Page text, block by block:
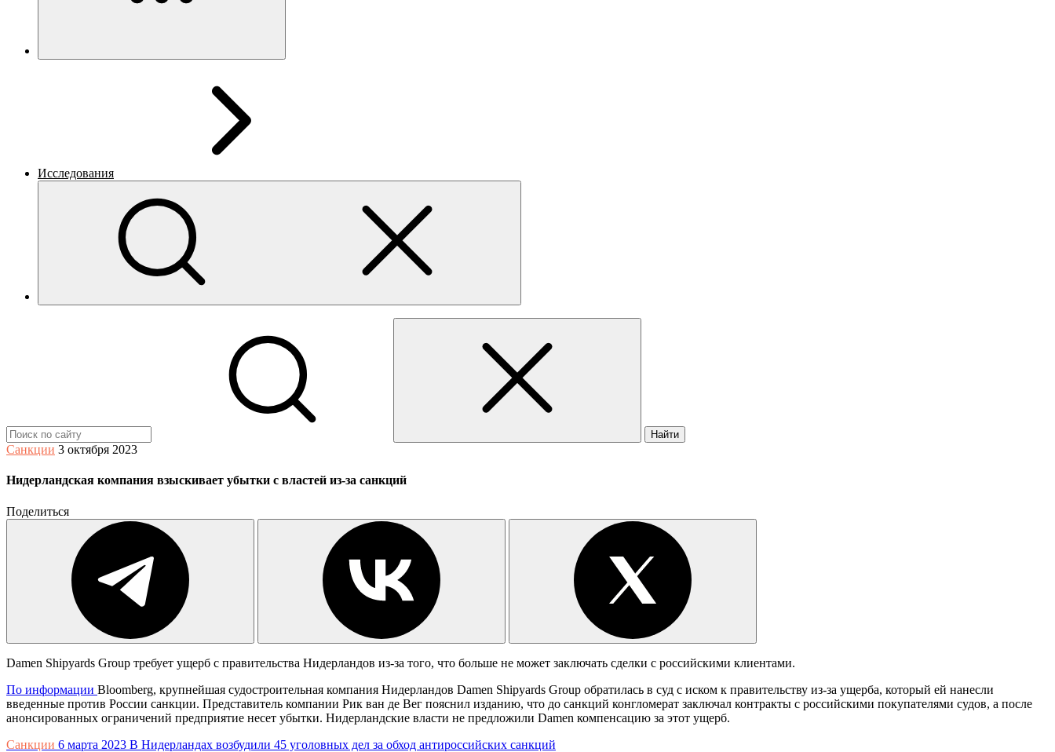
Исследования
Найти
Санкции 3 октября 2023
Нидерландская компания взыскивает убытки с властей из-за санкций
Поделиться
Damen Shipyards Group требует ущерб с правительства Нидерландов из-за того, что больше не может заключать сделки с российскими клиентами.
По информации Bloomberg, крупнейшая судостроительная компания Нидерландов Damen Shipyards Group обратилась в суд с иском к правительству из-за ущерба, который ей нанесли
введенные против России санкции. Представитель компании Рик ван де Вег пояснил изданию, что до санкций конгломерат заключал контракты с российскими покупателями судов, а после
анонсированных ограничений предприятие несет убытки. Нидерландские власти не предложили Damen компенсацию за этот ущерб.
Санкции 6 марта 2023 В Нидерландах возбудили 45 уголовных дел за обход антироссийских санкций